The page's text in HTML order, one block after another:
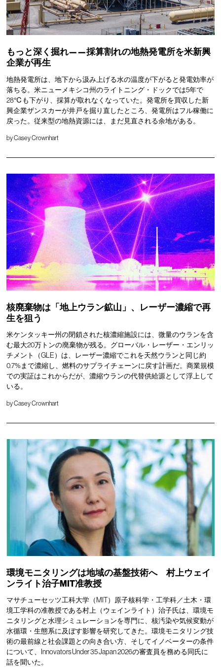
もっと深く掘れ——採算割れの地熱発電所を米新興
企業が再生
地熱発電所は、地下から汲み上げる水の温度が下がると発電効率が
落ちる。米ニューメキシコ州のライトニング・ドックでは5年で
28℃も下がり、採算が取れなくなっていた。発電所を買収した新
興企業ザンスカーが井戸を掘り直したところ、発電所はフル稼働に
戻った。従来型の地熱資源には、まだ見直される余地がある。
byCasey Crownhart
核廃棄物は「地上ウラン鉱山」、レーザー濃縮で再
生を狙う
米ケンタッキー州の閉鎖された核濃縮施設には、微量のウランを含
む最大20万トンの廃棄物が残る。グローバル・レーザー・エンリッ
チメント（GLE）は、レーザー濃縮でこれを天然ウランと同じ約
0.7%まで濃縮し、燃料のサプライチェーンに戻す計画だ。商業規模
での実証はこれからだが、濃縮ウランの代替供給源として浮上して
いる。
byCasey Crownhart
環境モニタリングは地域の基盤技術へ 村上ウェイ
ンライト治子MIT准教授
マサチューセッツ工科大学（MIT）原子核科学・工学科／土木・環
境工学科の准教授である村上（ウェインライト）治子氏は、環境モ
ニタリングと水理シミュレーションを専門に、核汚染や気候変動が
水循環・生態系に及ぼす影響を研究してきた。環境モニタリング技
術の最前線と社会課題との向き合い方、そしてイノベーターの条件
について、Innovators Under 35 Japan 2026の審査員を務める同氏に
話を聞いた。